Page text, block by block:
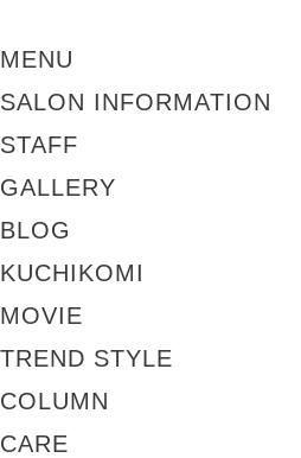
MENU
SALON INFORMATION
STAFF
GALLERY
BLOG
KUCHIKOMI
MOVIE
TREND STYLE
COLUMN
CARE